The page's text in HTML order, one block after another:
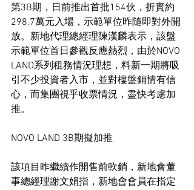
第3B期，日前推出首批154伙，折實約
298.7萬元入場，示範單位昨隨即對外開
放。新地代理總經理陳漢麟表示，該盤
示範單位首日參觀反應熱烈，由於NOVO
LAND系列租務情況理想，料新一期將吸
引不少投資者入市，並對樓盤銷情有信
心，而集團視乎收票情況，盡快考慮加
推。
NOVO LAND 3B期擬加推
該項目昨繼續作開售前軟銷，新地會董
事總經理謝文娟指，新地會會員在指定